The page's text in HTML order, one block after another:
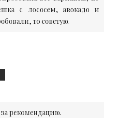
с лососем, авокадо и
то советую.
рекомендацию.